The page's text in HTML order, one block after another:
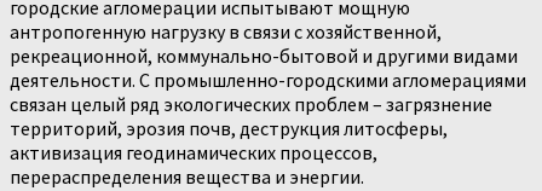
городские агломерации испытывают мощную
антропогенную нагрузку в связи с хозяйственной,
рекреационной, коммунально-бытовой и другими видами
деятельности. С промышленно-городскими агломерациями
связан целый ряд экологических проблем – загрязнение
территорий, эрозия почв, деструкция литосферы,
активизация геодинамических процессов,
перераспределения вещества и энергии.